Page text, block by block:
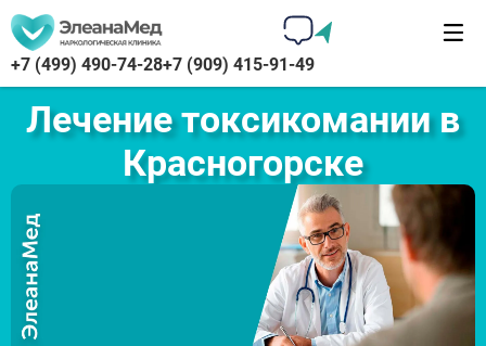
+7 (499) 490-74-28+7 (909) 415-91-49
Лечение токсикомании в
Красногорске